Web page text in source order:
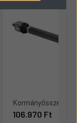
Kormányösszekötő
106.970 Ft